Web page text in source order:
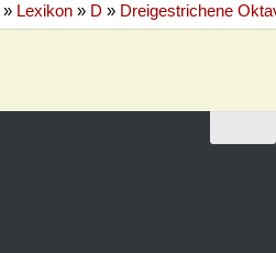
» Lexikon » D » Dreigestrichene